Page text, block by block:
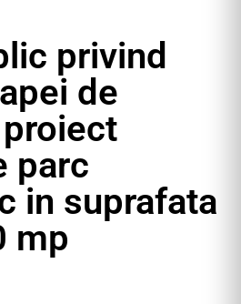
privind
de
parc
in suprafata
mp